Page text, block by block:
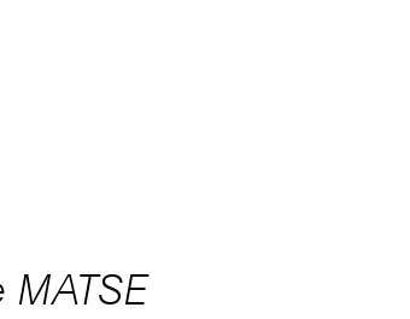
MATSE